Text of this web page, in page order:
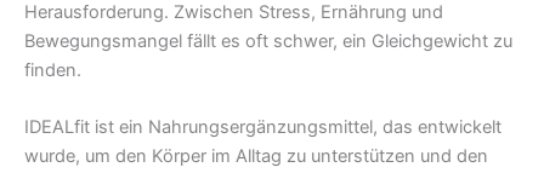
Herausforderung. Zwischen Stress, Ernährung und
Bewegungsmangel fällt es oft schwer, ein Gleichgewicht zu
finden.
IDEALfit ist ein Nahrungsergänzungsmittel, das entwickelt
wurde, um den Körper im Alltag zu unterstützen und den